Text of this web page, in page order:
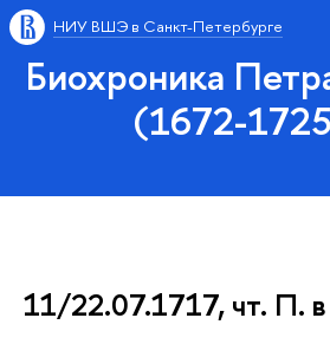
НИУ ВШЭ в Санкт-Петербурге
Биохроника
(1672-
11/22.07.1717, чт. П.